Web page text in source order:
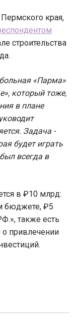
края,
строительства
«Парма»
который тоже,
в плане
Задача -
будет играть
всегда в
в ₽10 млрд:
бюджете, ₽5
также есть
привлечении